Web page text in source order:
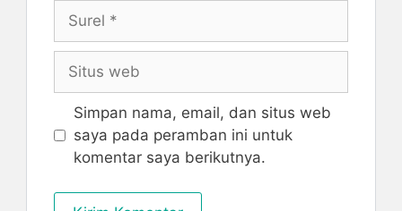
Surel
Situs
web
Simpan nama, email, dan situs web
saya pada peramban ini untuk
komentar saya berikutnya.